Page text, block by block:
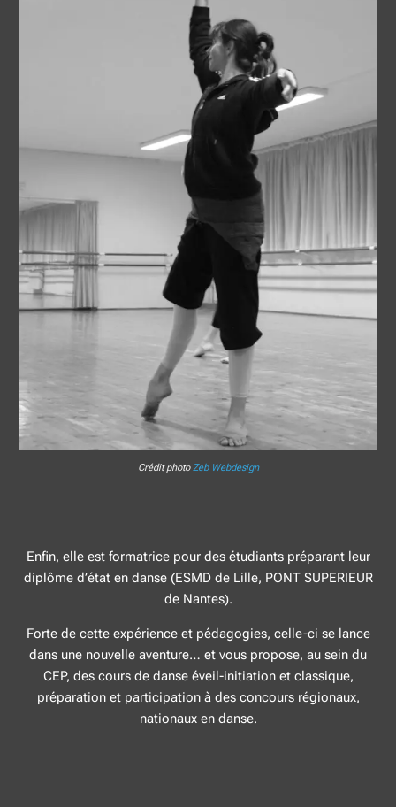
Crédit photoZeb Webdesign
Enfin, elle est formatrice pour des étudiants préparant leur
diplôme d’état en danse (ESMD de Lille, PONT SUPERIEUR
de Nantes).
Forte de cette expérience et pédagogies, celle-ci se lance
dans une nouvelle aventure… et vous propose, au sein du
CEP, des cours de danse éveil-initiation et classique,
préparation et participation à des concours régionaux,
nationaux en danse.